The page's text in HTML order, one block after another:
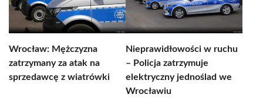
Wrocław: Mężczyzna
zatrzymany za atak na
sprzedawcę z wiatrówki
Nieprawidłowości w ruchu
– Policja zatrzymuje
elektryczny jednoślad we
Wrocławiu